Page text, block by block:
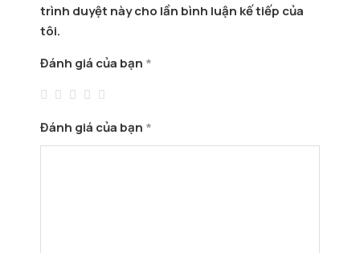
trình duyệt này cho lần bình luận kế tiếp của
tôi.
Đánh giá của bạn *
Đánh giá của bạn *